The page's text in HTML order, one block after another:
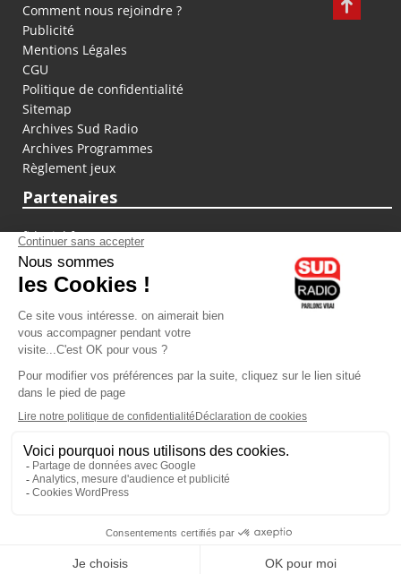
Comment nous rejoindre ?
Publicité
Mentions Légales
CGU
Politique de confidentialité
Sitemap
Archives Sud Radio
Archives Programmes
Règlement jeux
Partenaires
fiducial.fr
lyoncapitale.fr
olympique-et-lyonnais.com
L'application Iphone / Android
Téléchargez l'application
Les cookies
Gestion des cookies
Crédit photos : ©Sud Radio / Pierre Olivier
Brigitte Lahaie
Brigitte Lahaie Sud Radio
Animateur
Vous écoutez Sud Radio